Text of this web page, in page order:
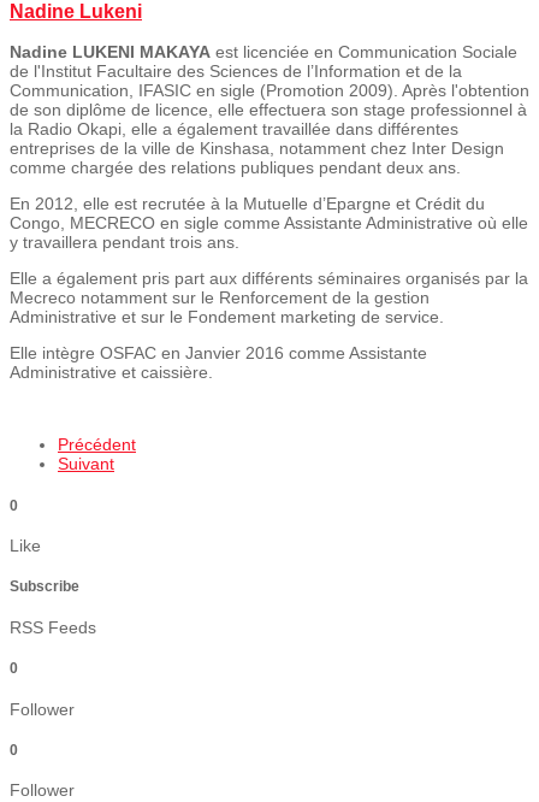
Nadine Lukeni
Nadine LUKENI MAKAYA est licenciée en Communication Sociale
de l'Institut Facultaire des Sciences de l’Information et de la
Communication, IFASIC en sigle (Promotion 2009). Après l'obtention
de son diplôme de licence, elle effectuera son stage professionnel à
la Radio Okapi, elle a également travaillée dans différentes
entreprises de la ville de Kinshasa, notamment chez Inter Design
comme chargée des relations publiques pendant deux ans.
En 2012, elle est recrutée à la Mutuelle d’Epargne et Crédit du
Congo, MECRECO en sigle comme Assistante Administrative où elle
y travaillera pendant trois ans.
Elle a également pris part aux différents séminaires organisés par la
Mecreco notamment sur le Renforcement de la gestion
Administrative et sur le Fondement marketing de service.
Elle intègre OSFAC en Janvier 2016 comme Assistante
Administrative et caissière.
Précédent
Suivant
0
Like
Subscribe
RSS Feeds
0
Follower
0
Follower